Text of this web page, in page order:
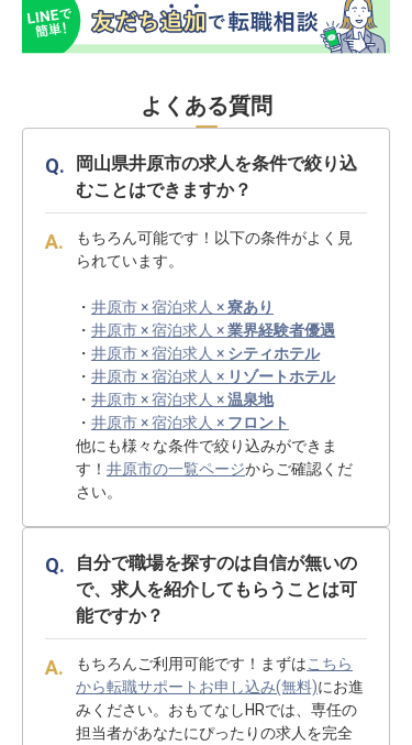
よくある質問
岡山県井原市の求人を条件で絞り込
むことはできますか？
もちろん可能です！以下の条件がよく見
られています。
・ 井原市 × 宿泊求人 ×寮あり
・ 井原市 × 宿泊求人 ×業界経験者優遇
・ 井原市 × 宿泊求人 × シティホテル
・ 井原市 × 宿泊求人 × リゾートホテル
・ 井原市 × 宿泊求人 ×温泉地
・ 井原市 × 宿泊求人 × フロント
他にも様々な条件で絞り込みができま
す！ 井原市の一覧ページからご確認くだ
さい。
自分で職場を探すのは自信が無いの
で、求人を紹介してもらうことは可
能ですか？
もちろんご利用可能です！まずはこちら
から転職サポートお申し込み(無料)にお進
みください。おもてなしHRでは、専任の
担当者があなたにぴったりの求人を完全